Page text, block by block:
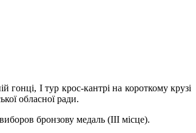
гонці, І тур крос-кантрі на короткому крузі
обласної ради.
бронзову медаль (ІІІ місце).